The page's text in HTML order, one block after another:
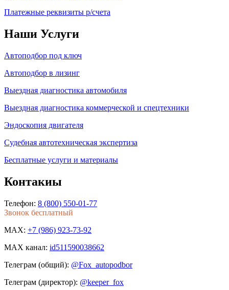
Платежные реквизиты р/счета
Наши Услуги
Автоподбор под ключ
Автоподбор в лизинг
Выездная диагностика автомобиля
Выездная диагностика коммерческой и спецтехники
Эндоскопия двигателя
Судебная автотехническая экспертиза
Бесплатные услуги и материалы
Контакиы
Телефон: 8 (800) 550-01-77
Звонок бесплатный
MAX: +7 (986) 923-73-92
MAX канал: id511590038662
Телеграм (общий): @Fox_autopodbor
Телеграм (директор): @keeper_fox